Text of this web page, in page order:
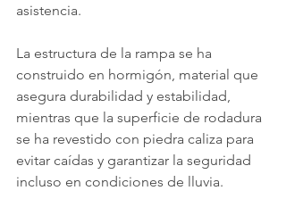
asistencia.
La estructura de la rampa se ha
construido en hormigón, material que
asegura durabilidad y estabilidad,
mientras que la superficie de rodadura
se ha revestido con piedra caliza para
evitar caídas y garantizar la seguridad
incluso en condiciones de lluvia.